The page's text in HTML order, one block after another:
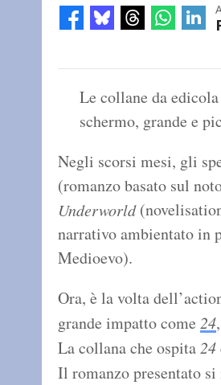
Le collane da
schermo, grande e
Negli scorsi mesi, gli
(romanzo basato sul
Underworld
narrativo ambientato in
Medioevo).
Ora, è la volta
grande impatto come 24
La collana che ospita24
Il romanzo presentato